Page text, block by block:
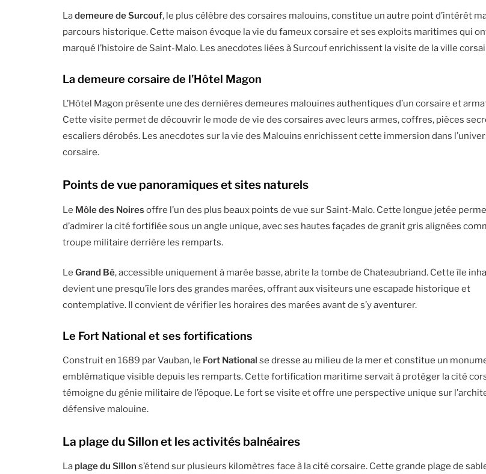
Lademeure de Surcouf, le plus célèbre des corsaires malouins, constitue un autre point d’intérêt
parcours historique. Cette maison évoque la vie du fameux corsaire et ses exploits maritimes qui
marqué l’histoire de Saint-Malo. Les anecdotes liées à Surcouf enrichissent la visite de la ville
La demeure corsaire de l’Hôtel Magon
L’Hôtel Magon présente une des dernières demeures malouines authentiques d’un corsaire et
Cette visite permet de découvrir le mode de vie des corsaires avec leurs armes, coffres, pièces
escaliers dérobés. Les anecdotes sur la vie des Malouins enrichissent cette immersion dans
corsaire.
Points de vue panoramiques et sites naturels
Le Môle des Noiresoffre l’un des plus beaux points de vue sur Saint-Malo. Cette longue jetée
d’admirer la cité fortifiée sous un angle unique, avec ses hautes façades de granit gris alignées
troupe militaire derrière les remparts.
LeGrand Bé, accessible uniquement à marée basse, abrite la tombe de Chateaubriand. Cette île
devient une presqu’île lors des grandes marées, offrant aux visiteurs une escapade historique et
contemplative. Il convient de vérifier les horaires des marées avant de s’y aventurer.
Le Fort National et ses fortifications
Construit en 1689 par Vauban, le Fort National se dresse au milieu de la mer et constitue un
emblématique visible depuis les remparts. Cette fortification maritime servait à protéger la cité
témoigne du génie militaire de l’époque. Le fort se visite et offre une perspective unique sur
défensive malouine.
La plage du Sillon et les activités balnéaires
La plage du Sillon s’étend sur plusieurs kilomètres face à la cité corsaire. Cette grande plage de